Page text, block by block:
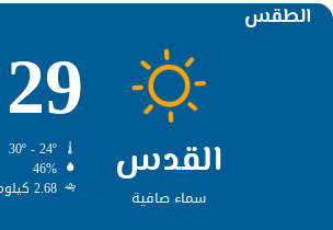
الطقس
القدس
سماء صافية
29
46%
2.68 كيلومتر/ساعة